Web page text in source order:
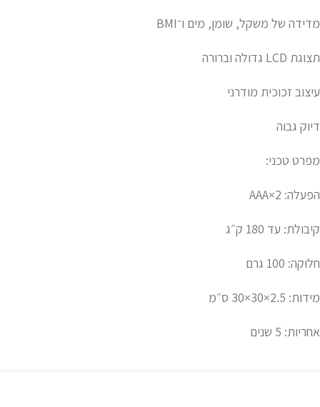
מדידה של משקל, שומן, מים ו־BMI
תצוגת LCD גדולה וברורה
עיצוב זכוכית מודרני
דיוק גבוה
מפרט טכני:
הפעלה: 2×AAA
קיבולת: עד 180 ק״ג
חלוקה: 100 גרם
מידות: ‎30×30×2.5 ס״מ
אחריות: 5 שנים